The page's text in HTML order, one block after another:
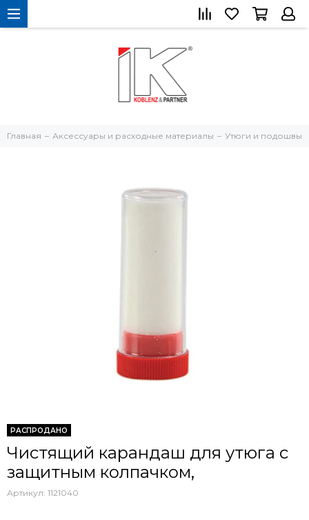
Главная Аксессуары и расходные материалы Утюги и подошвы
РАСПРОДАНО
Чистящий карандаш для утюга с
защитным колпачком,
Артикул: 1121040